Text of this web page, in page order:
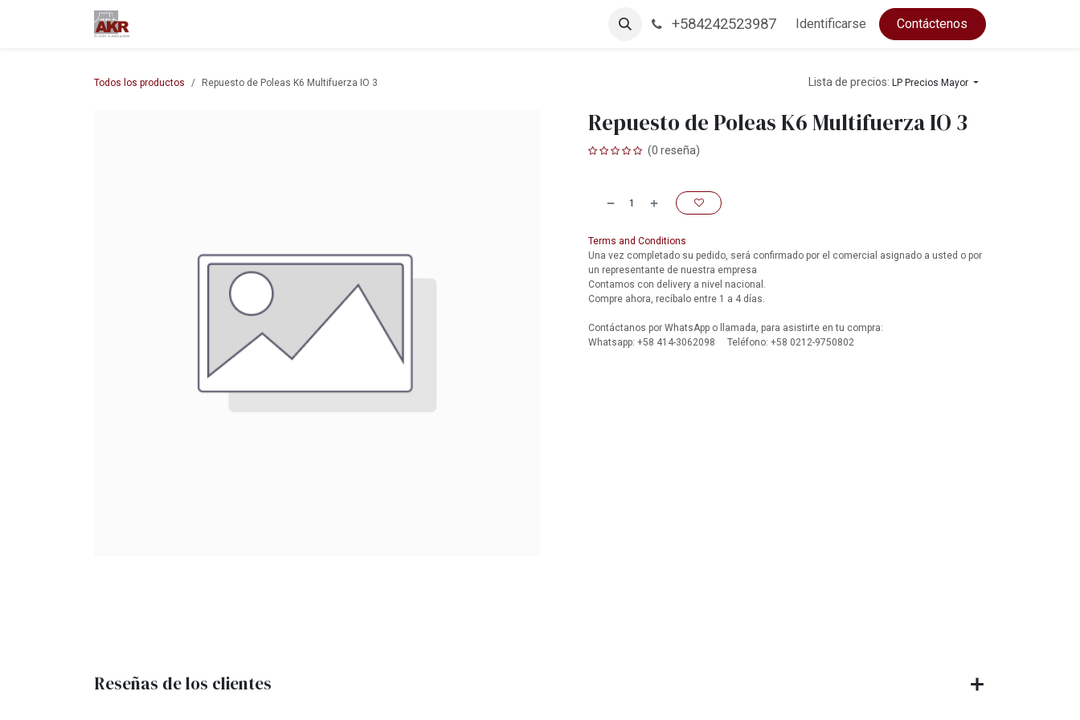
Empleos +584242523987 Identificarse Contáctenos
Todos los productos Repuesto de Poleas K6 Multifuerza IO 3 Lista de precios: LP Precios Mayor
Repuesto de Poleas K6 Multifuerza IO 3
(0 reseña)
Terms and Conditions
Una vez completado su pedido, será confirmado por el comercial asignado a usted o por
un representante de nuestra empresa
Contamos con delivery a nivel nacional.
Compre ahora, recíbalo entre 1 a 4 días.
Contáctanos por WhatsApp o llamada, para asistirte en tu compra:
Whatsapp: +58 414-3062098 Teléfono: +58 0212-9750802
Reseñas de los clientes